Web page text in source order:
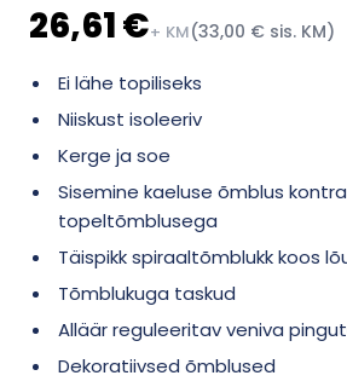
26,61 €+ KM(33,00 € sis. KM)
Ei lähe topiliseks
Niiskust isoleeriv
Kerge ja soe
Sisemine kaeluse õmblus
topeltõmblusega
Täispikk spiraaltõmblukk koos
Tõmblukuga taskud
Alläär reguleeritav veniva
Dekoratiivsed õmblused